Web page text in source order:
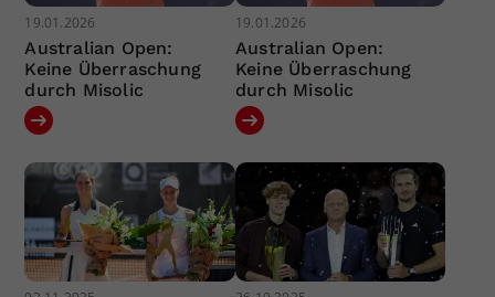
19.01.2026
Australian Open:
Keine Überraschung
durch Misolic
19.01.2026
Australian Open:
Keine Überraschung
durch Misolic